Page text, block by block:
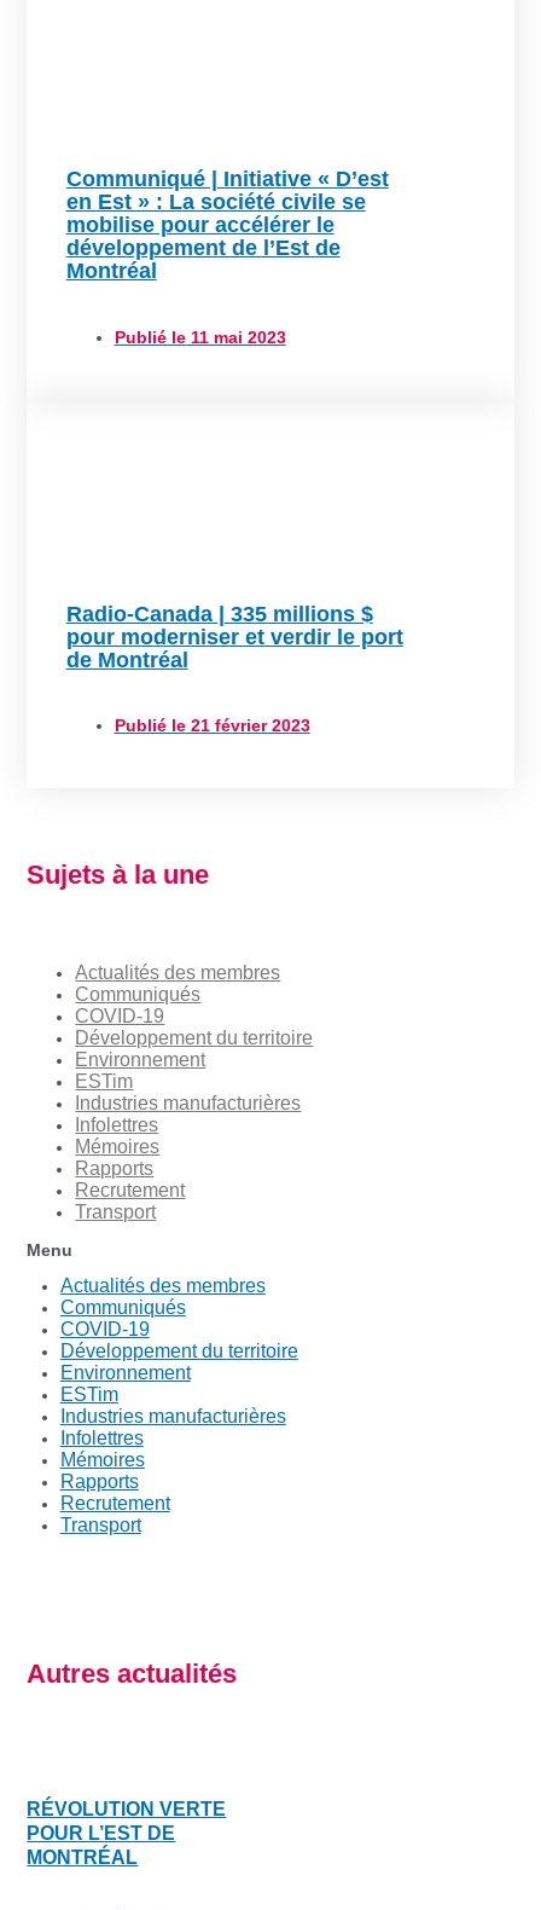
Communiqué | Initiative « D’est
en Est » : La société civile se
mobilise pour accélérer le
développement de l’Est de
Montréal
Publié le11 mai 2023
Radio-Canada | 335 millions $
pour moderniser et verdir le port
de Montréal
Publié le21 février 2023
Sujets à la une
Actualités des membres
Communiqués
COVID-19
Développement du territoire
Environnement
ESTim
Industries manufacturières
Infolettres
Mémoires
Rapports
Recrutement
Transport
Menu
Actualités des membres
Communiqués
COVID-19
Développement du territoire
Environnement
ESTim
Industries manufacturières
Infolettres
Mémoires
Rapports
Recrutement
Transport
Autres actualités
RÉVOLUTION VERTE
POUR L’EST DE
MONTRÉAL